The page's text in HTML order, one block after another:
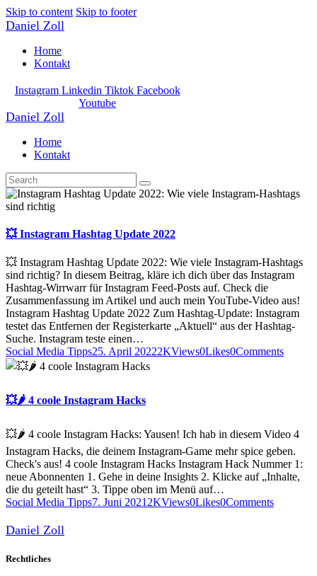
Skip to content Skip to footer
Daniel Zoll
Home
Kontakt
Instagram Linkedin Tiktok Facebook
Youtube
Daniel Zoll
Home
Kontakt
💥 Instagram Hashtag Update 2022
💥 Instagram Hashtag Update 2022: Wie viele Instagram-Hashtags
sind richtig? In diesem Beitrag, kläre ich dich über das Instagram
Hashtag-Wirrwarr für Instagram Feed-Posts auf. Check die
Zusammenfassung im Artikel und auch mein YouTube-Video aus!
Instagram Hashtag Update 2022 Zum Hashtag-Update: Instagram
testet das Entfernen der Registerkarte „Aktuell“ aus der Hashtag-
Suche. Instagram teste einen…
Social Media Tipps25. April 20222KViews0Likes0Comments
💥🌶 4 coole Instagram Hacks
💥🌶 4 coole Instagram Hacks: Yausen! Ich hab in diesem Video 4
Instagram Hacks, die deinem Instagram-Game mehr spice geben.
Check's aus! 4 coole Instagram Hacks Instagram Hack Nummer 1:
neue Abonnenten 1. Gehe in deine Insights 2. Klicke auf „Inhalte,
die du geteilt hast“ 3. Tippe oben im Menü auf…
Social Media Tipps7. Juni 2021 2KViews0Likes0Comments
Daniel Zoll
Rechtliches